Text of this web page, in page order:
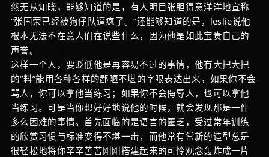
然无从知晓，能够知道的是，有人明目张胆得意洋洋地宣称
“张国荣已经被狗仔队逼疯了。”还能够知道的是，leslie说他
根本无法不在意人们在说些什么，因为他是如此宝贵自己的
声誉。
这样一个人，要贬低他是再容易不过的事情，他有大把大把
的“料”能用各种各样的鄙陋不堪的字眼表达出来，如果你不会
骂人，你可以拿他当练习；如果你不会侮辱人，也可以拿他
当练习。可是当你想好好地说他的时候，就会发现那是一件
多么困难的事情。首先面临的是语言的匮乏，受过常年训练
的欣赏习惯与标准变得不堪一击，而他常有常新的造型总是
很轻松地将你辛辛苦苦刚刚搭建起来的可怜观念轰炸成一片